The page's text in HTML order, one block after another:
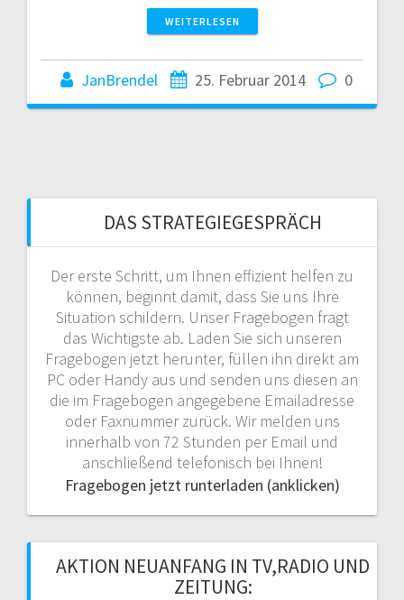
WEITERLESEN
JanBrendel 25. Februar 2014 0
DAS STRATEGIEGESPRÄCH
Der erste Schritt, um Ihnen effizient helfen zu
können, beginnt damit, dass Sie uns Ihre
Situation schildern. Unser Fragebogen fragt
das Wichtigste ab. Laden Sie sich unseren
Fragebogen jetzt herunter, füllen ihn direkt am
PC oder Handy aus und senden uns diesen an
die im Fragebogen angegebene Emailadresse
oder Faxnummer zurück. Wir melden uns
innerhalb von 72 Stunden per Email und
anschließend telefonisch bei Ihnen!
Fragebogen jetzt runterladen (anklicken)
AKTION NEUANFANG IN TV,RADIO UND
ZEITUNG: